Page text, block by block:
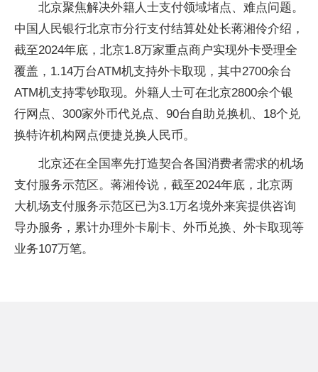
北京聚焦解决外籍人士支付领域堵点、难点问题。
中国人民银行北京市分行支付结算处处长蒋湘伶介绍，
截至2024年底，北京1.8万家重点商户实现外卡受理全
覆盖，1.14万台ATM机支持外卡取现，其中2700余台
ATM机支持零钞取现。外籍人士可在北京2800余个银
行网点、300家外币代兑点、90台自助兑换机、18个兑
换特许机构网点便捷兑换人民币。
北京还在全国率先打造契合各国消费者需求的机场
支付服务示范区。蒋湘伶说，截至2024年底，北京两
大机场支付服务示范区已为3.1万名境外来宾提供咨询
导办服务，累计办理外卡刷卡、外币兑换、外卡取现等
业务107万笔。